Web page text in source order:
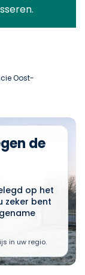
Oost-
de
op het
zeker bent
in uw regio.